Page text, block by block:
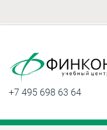
+7 495 698 63 64
звонок